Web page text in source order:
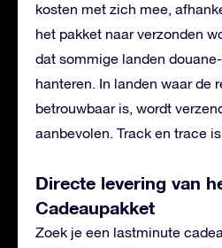
kosten met zich mee,
het pakket naar verzonden
dat sommige landen
hanteren. In landen waar de
betrouwbaar is, wordt
aanbevolen. Track en trace
Directe levering van
Cadeaupakket
Zoek je een lastminute